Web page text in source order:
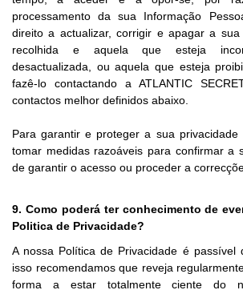
processamento da sua Informação
direito a actualizar, corrigir e apagar a
recolhida e aquela que esteja
desactualizada, ou aquela que esteja
fazê-lo contactando a ATLANTIC
contactos melhor definidos abaixo.
Para garantir e proteger a sua privacidade
tomar medidas razoáveis para confirmar a
de garantir o acesso ou proceder a
9. Como poderá ter conhecimento de
Politica de Privacidade?
A nossa Política de Privacidade é passível
isso recomendamos que reveja
forma a estar totalmente ciente do